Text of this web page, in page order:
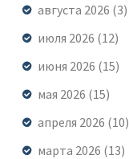
августа 2026 (3)
июля 2026 (12)
июня 2026 (15)
мая 2026 (15)
апреля 2026 (10)
марта 2026 (13)